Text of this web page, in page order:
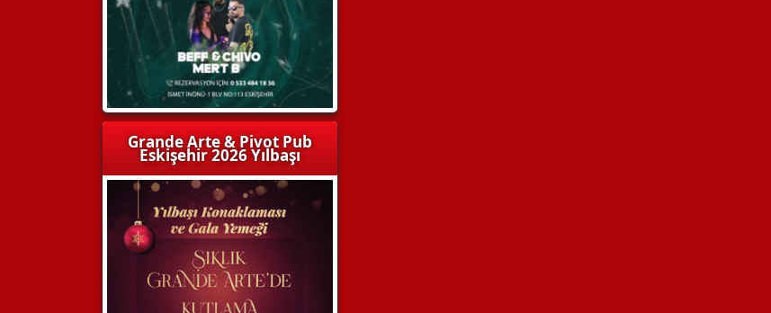
Grande Arte & Pivot Pub
Eskişehir 2026 Yılbaşı